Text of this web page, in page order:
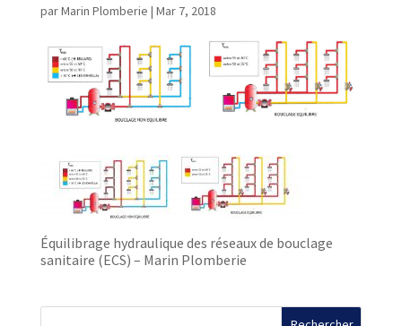
parMarin Plomberie | Mar 7, 2018
Équilibrage hydraulique des réseaux de bouclage
sanitaire (ECS) – Marin Plomberie